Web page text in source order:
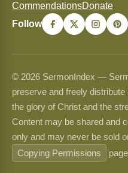
CommendationsDonate
Follow
© 2026 SermonIndex —
preserve and freely
the glory of Christ and the
Content may be shared and
only and may never be sold
Copying Permissions